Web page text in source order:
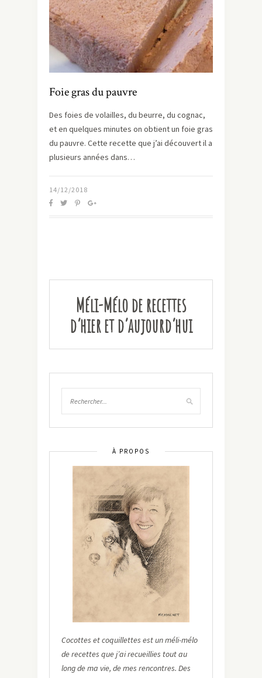
Foie gras du pauvre
Des foies de volailles, du beurre, du cognac,
et en quelques minutes on obtient un foie gras
du pauvre. Cette recette que j’ai découvert il a
plusieurs années dans…
14/12/2018
Méli-Mélo de recettes
d’hier et d’aujourd’hui
À PROPOS
Cocottes et coquillettes est un méli-mélo
de recettes que j’ai recueillies tout au
long de ma vie, de mes rencontres. Des